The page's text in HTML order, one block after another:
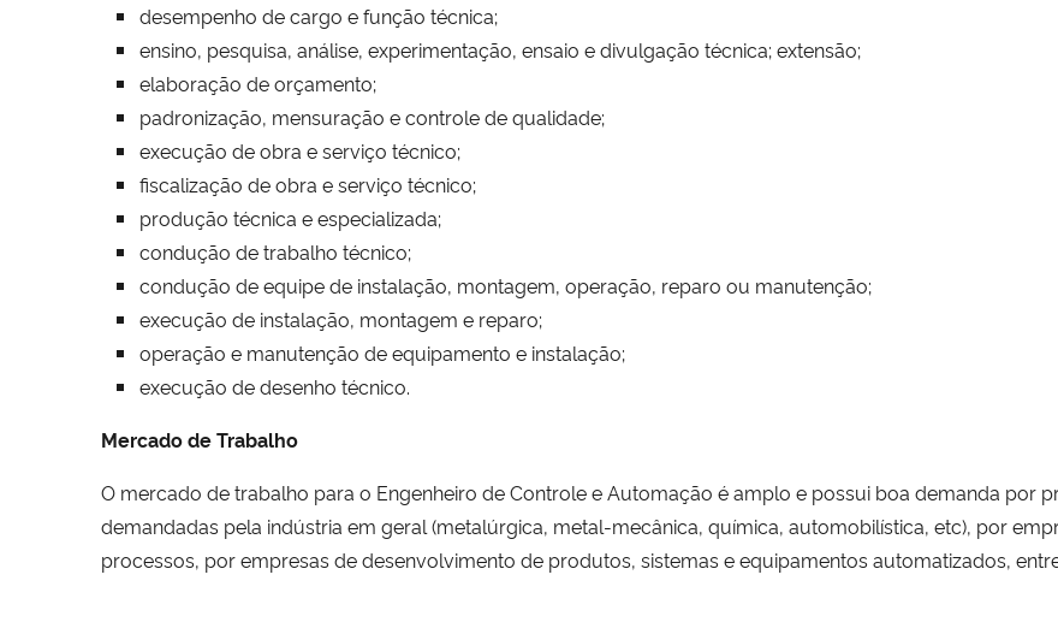
desempenho de cargo e função técnica;
ensino, pesquisa, análise, experimentação, ensaio e divulgação técnica; extensão;
elaboração de orçamento;
padronização, mensuração e controle de qualidade;
execução de obra e serviço técnico;
fiscalização de obra e serviço técnico;
produção técnica e especializada;
condução de trabalho técnico;
condução de equipe de instalação, montagem, operação, reparo ou manutenção;
execução de instalação, montagem e reparo;
operação e manutenção de equipamento e instalação;
execução de desenho técnico.
Mercado de Trabalho
O mercado de trabalho para o Engenheiro de Controle e Automação é amplo e possui boa demanda por
demandadas pela indústria em geral (metalúrgica, metal-mecânica, química, automobilística, etc), por
processos, por empresas de desenvolvimento de produtos, sistemas e equipamentos automatizados,